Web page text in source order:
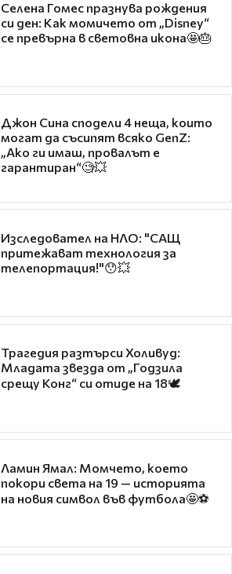
Селена Гомес празнува рождения
си ден: Как момичето от „Disney“
се превърна в световна икона🤩🎂
Джон Сина сподели 4 неща, които
могат да съсипят всяко GenZ:
„Ако ги имаш, провалът е
гарантиран“🧐💥
Изследовател на НЛО: "САЩ
притежават технология за
телепортация!"😯💥
Трагедия разтърси Холивуд:
Младата звезда от „Годзила
срещу Конг“ си отиде на 18🕊️
Ламин Ямал: Момчето, което
покори света на 19 — историята
на новия символ във футбола🤩⚽